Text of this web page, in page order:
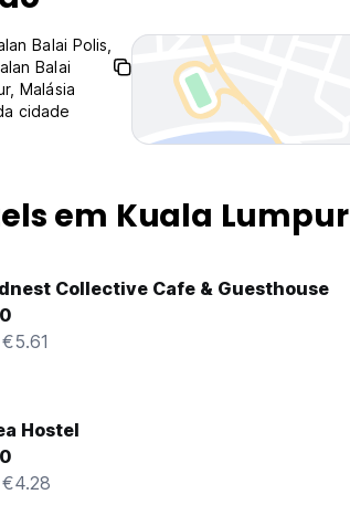
Balai Polis,
Balai
Malásia
cidade
em Kuala Lumpur
Collective Cafe & Guesthouse
Hostel